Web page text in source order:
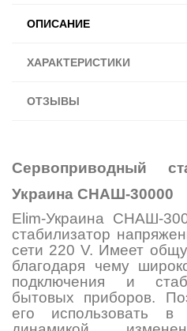
ОПИСАНИЕ
ХАРАКТЕРИСТИКИ
ОТЗЫВЫ
Сервоприводный
Украина СНАШ-30000
Elim-Украина СНАШ-
стабилизатор
сети 220 V. Имеет
благодаря чему
подключения и
бытовых приборов.
его использовать